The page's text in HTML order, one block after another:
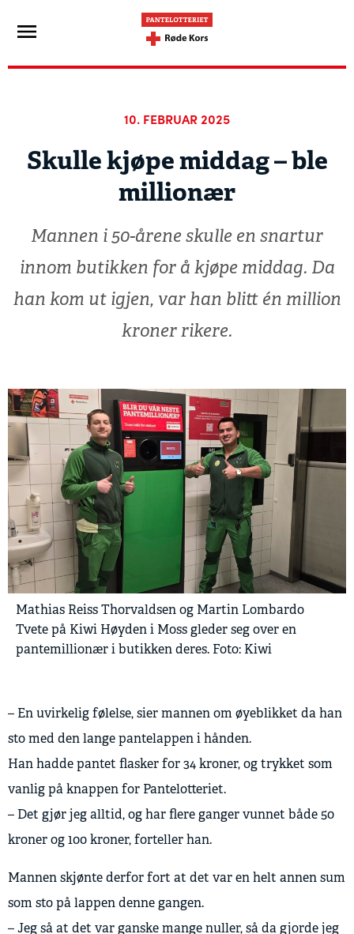
10. FEBRUAR 2025
Skulle kjøpe middag – ble
millionær
Mannen i 50-årene skulle en snartur
innom butikken for å kjøpe middag. Da
han kom ut igjen, var han blitt én million
kroner rikere.
Mathias Reiss Thorvaldsen og Martin Lombardo
Tvete på Kiwi Høyden i Moss gleder seg over en
pantemillionær i butikken deres. Foto: Kiwi
– En uvirkelig følelse, sier mannen om øyeblikket da han
sto med den lange pantelappen i hånden.
Han hadde pantet flasker for 34 kroner, og trykket som
vanlig på knappen for Pantelotteriet.
– Det gjør jeg alltid, og har flere ganger vunnet både 50
kroner og 100 kroner, forteller han.
Mannen skjønte derfor fort at det var en helt annen sum
som sto på lappen denne gangen.
– Jeg så at det var ganske mange nuller, så da gjorde jeg